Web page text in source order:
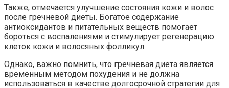
Также, отмечается улучшение состояния кожи и волос
после гречневой диеты. Богатое содержание
антиоксидантов и питательных веществ помогает
бороться с воспалениями и стимулирует регенерацию
клеток кожи и волосяных фолликул.
Однако, важно помнить, что гречневая диета является
временным методом похудения и не должна
использоваться в качестве долгосрочной стратегии для